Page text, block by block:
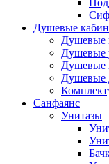
Душевые
Душевые
Душевые
Душевые
Душевые
Санфаянс
Унитазы